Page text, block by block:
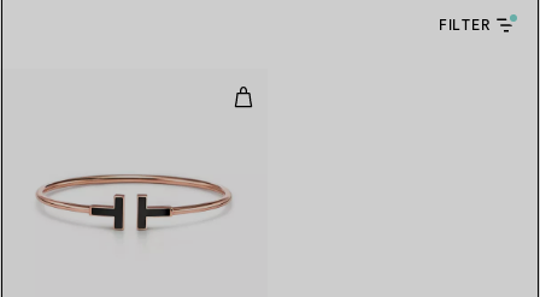
FILTER
Wire Armreif mit schwarzem